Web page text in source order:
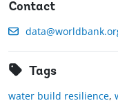
Contact
Tags
water build resilience,